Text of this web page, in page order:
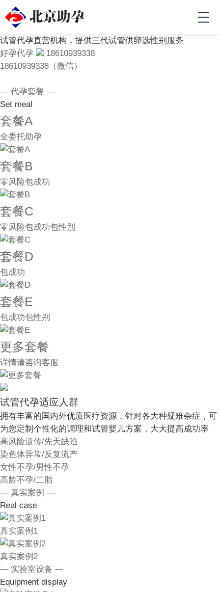
试管代孕直营机构，提供三代试管供卵选性别服务
好孕代孕
18610939338
18610939338（微信）
— 代孕套餐 —
Set meal
套餐A
全委托助孕
套餐B
零风险包成功
套餐C
零风险包成功包性别
套餐D
包成功
套餐E
包成功包性别
更多套餐
详情请咨询客服
试管代孕适应人群
拥有丰富的国内外优质医疗资源，针对各大种疑难杂症，可
为您定制个性化的调理和试管婴儿方案，大大提高成功率
高风险遗传/先天缺陷
染色体异常/反复流产
女性不孕/男性不孕
高龄不孕/二胎
— 真实案例 —
Real case
真实案例1
真实案例2
— 实验室设备 —
Equipment display